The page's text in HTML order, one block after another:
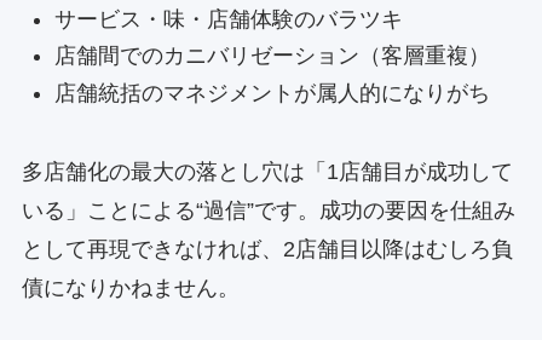
サービス・味・店舗体験のバラツキ
店舗間でのカニバリゼーション（客層重複）
店舗統括のマネジメントが属人的になりがち
多店舗化の最大の落とし穴は「1店舗目が成功して
いる」ことによる“過信”です。成功の要因を仕組み
として再現できなければ、2店舗目以降はむしろ負
債になりかねません。